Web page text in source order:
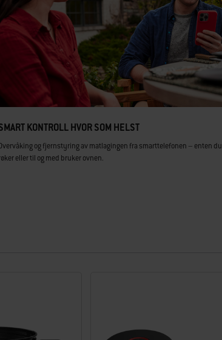
KONTROLL HVOR SOM HELST
og fjernstyring av matlagingen fra smarttelefonen – enten
eller til og med bruker ovnen.